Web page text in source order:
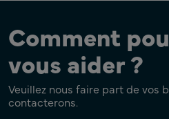
Comment
vous aider ?
Veuillez nous faire part de vos
contacterons.